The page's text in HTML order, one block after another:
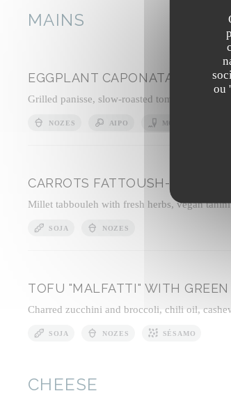
ou
MAINS
EGGPLANT CAPONATA WITH
Grilled panisse, slow-roasted tomato sauce
NOZES AIPO MOSTARDA
CARROTS FATTOUSH-STYLE
Millet tabbouleh with fresh herbs, vegan
SOJA NOZES
TOFU "MALFATTI" WITH GREEN
Charred zucchini and broccoli, chili oil,
SOJA NOZES SÉSAMO
CHEESE